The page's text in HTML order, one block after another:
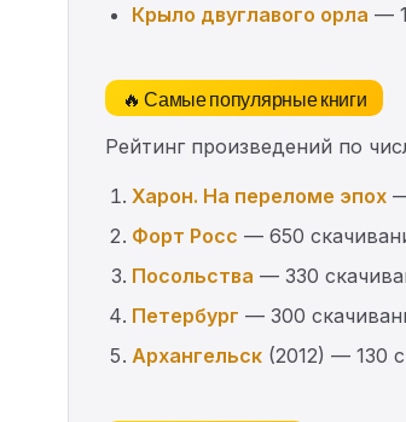
Крыло двуглавого орла —
🔥 Самые популярные книги
Рейтинг произведений по
Харон. На переломе эпох
Форт Росс — 650
Посольства — 330
Петербург — 300
Архангельск (2012) — 130